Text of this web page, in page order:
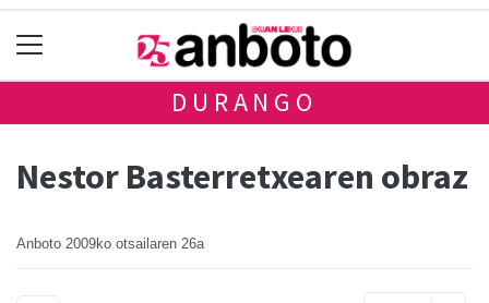
DURANGO
Nestor Basterretxearen obraz
Anboto 2009ko otsailaren 26a